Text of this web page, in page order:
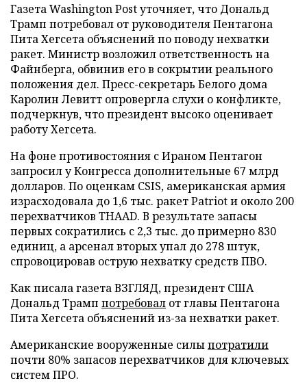
Газета Washington Post уточняет, что Дональд
Трамп потребовал от руководителя Пентагона
Пита Хегсета объяснений по поводу нехватки
ракет. Министр возложил ответственность на
Файнберга, обвинив его в сокрытии реального
положения дел. Пресс-секретарь Белого дома
Каролин Левитт опровергла слухи о конфликте,
подчеркнув, что президент высоко оценивает
работу Хегсета.
На фоне противостояния с Ираном Пентагон
запросил у Конгресса дополнительные 67 млрд
долларов. По оценкам CSIS, американская армия
израсходовала до 1,6 тыс. ракет Patriot и около 200
перехватчиков THAAD. В результате запасы
первых сократились с 2,3 тыс. до примерно 830
единиц, а арсенал вторых упал до 278 штук,
спровоцировав острую нехватку средств ПВО.
Как писала газета ВЗГЛЯД, президент США
Дональд Трамп потребовал от главы Пентагона
Пита Хегсета объяснений из-за нехватки ракет.
Американские вооруженные силыпотратили
почти 80% запасов перехватчиков для ключевых
систем ПРО.